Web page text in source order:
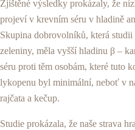
Zjištěné výsledky prokázaly, že
projeví v krevním séru v hladině
Skupina dobrovolníků, která
zeleniny, měla vyšší hladinu β –
séru proti těm osobám, které tuto
lykopenu byl minimální, neboť v
rajčata a kečup.
Studie prokázala, že naše strava